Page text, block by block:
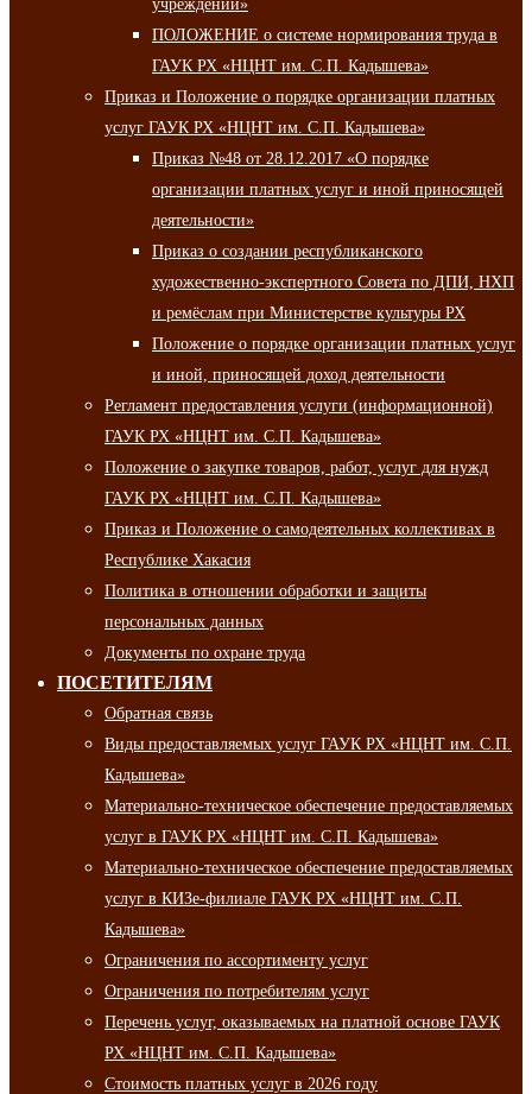
учреждении»
ПОЛОЖЕНИЕ о системе нормирования труда в
ГАУК РХ «НЦНТ им. С.П. Кадышева»
Приказ и Положение о порядке организации платных
услуг ГАУК РХ «НЦНТ им. С.П. Кадышева»
Приказ №48 от 28.12.2017 «О порядке
организации платных услуг и иной приносящей
деятельности»
Приказ о создании республиканского
художественно-экспертного Совета по ДПИ, НХП
и ремёслам при Министерстве культуры РХ
Положение о порядке организации платных услуг
и иной, приносящей доход деятельности
Регламент предоставления услуги (информационной)
ГАУК РХ «НЦНТ им. С.П. Кадышева»
Положение о закупке товаров, работ, услуг для нужд
ГАУК РХ «НЦНТ им. С.П. Кадышева»
Приказ и Положение о самодеятельных коллективах в
Республике Хакасия
Политика в отношении обработки и защиты
персональных данных
Документы по охране труда
ПОСЕТИТЕЛЯМ
Обратная связь
Виды предоставляемых услуг ГАУК РХ «НЦНТ им. С.П.
Кадышева»
Материально-техническое обеспечение предоставляемых
услуг в ГАУК РХ «НЦНТ им. С.П. Кадышева»
Материально-техническое обеспечение предоставляемых
услуг в КИЗе-филиале ГАУК РХ «НЦНТ им. С.П.
Кадышева»
Ограничения по ассортименту услуг
Ограничения по потребителям услуг
Перечень услуг, оказываемых на платной основе ГАУК
РХ «НЦНТ им. С.П. Кадышева»
Стоимость платных услуг в 2026 году